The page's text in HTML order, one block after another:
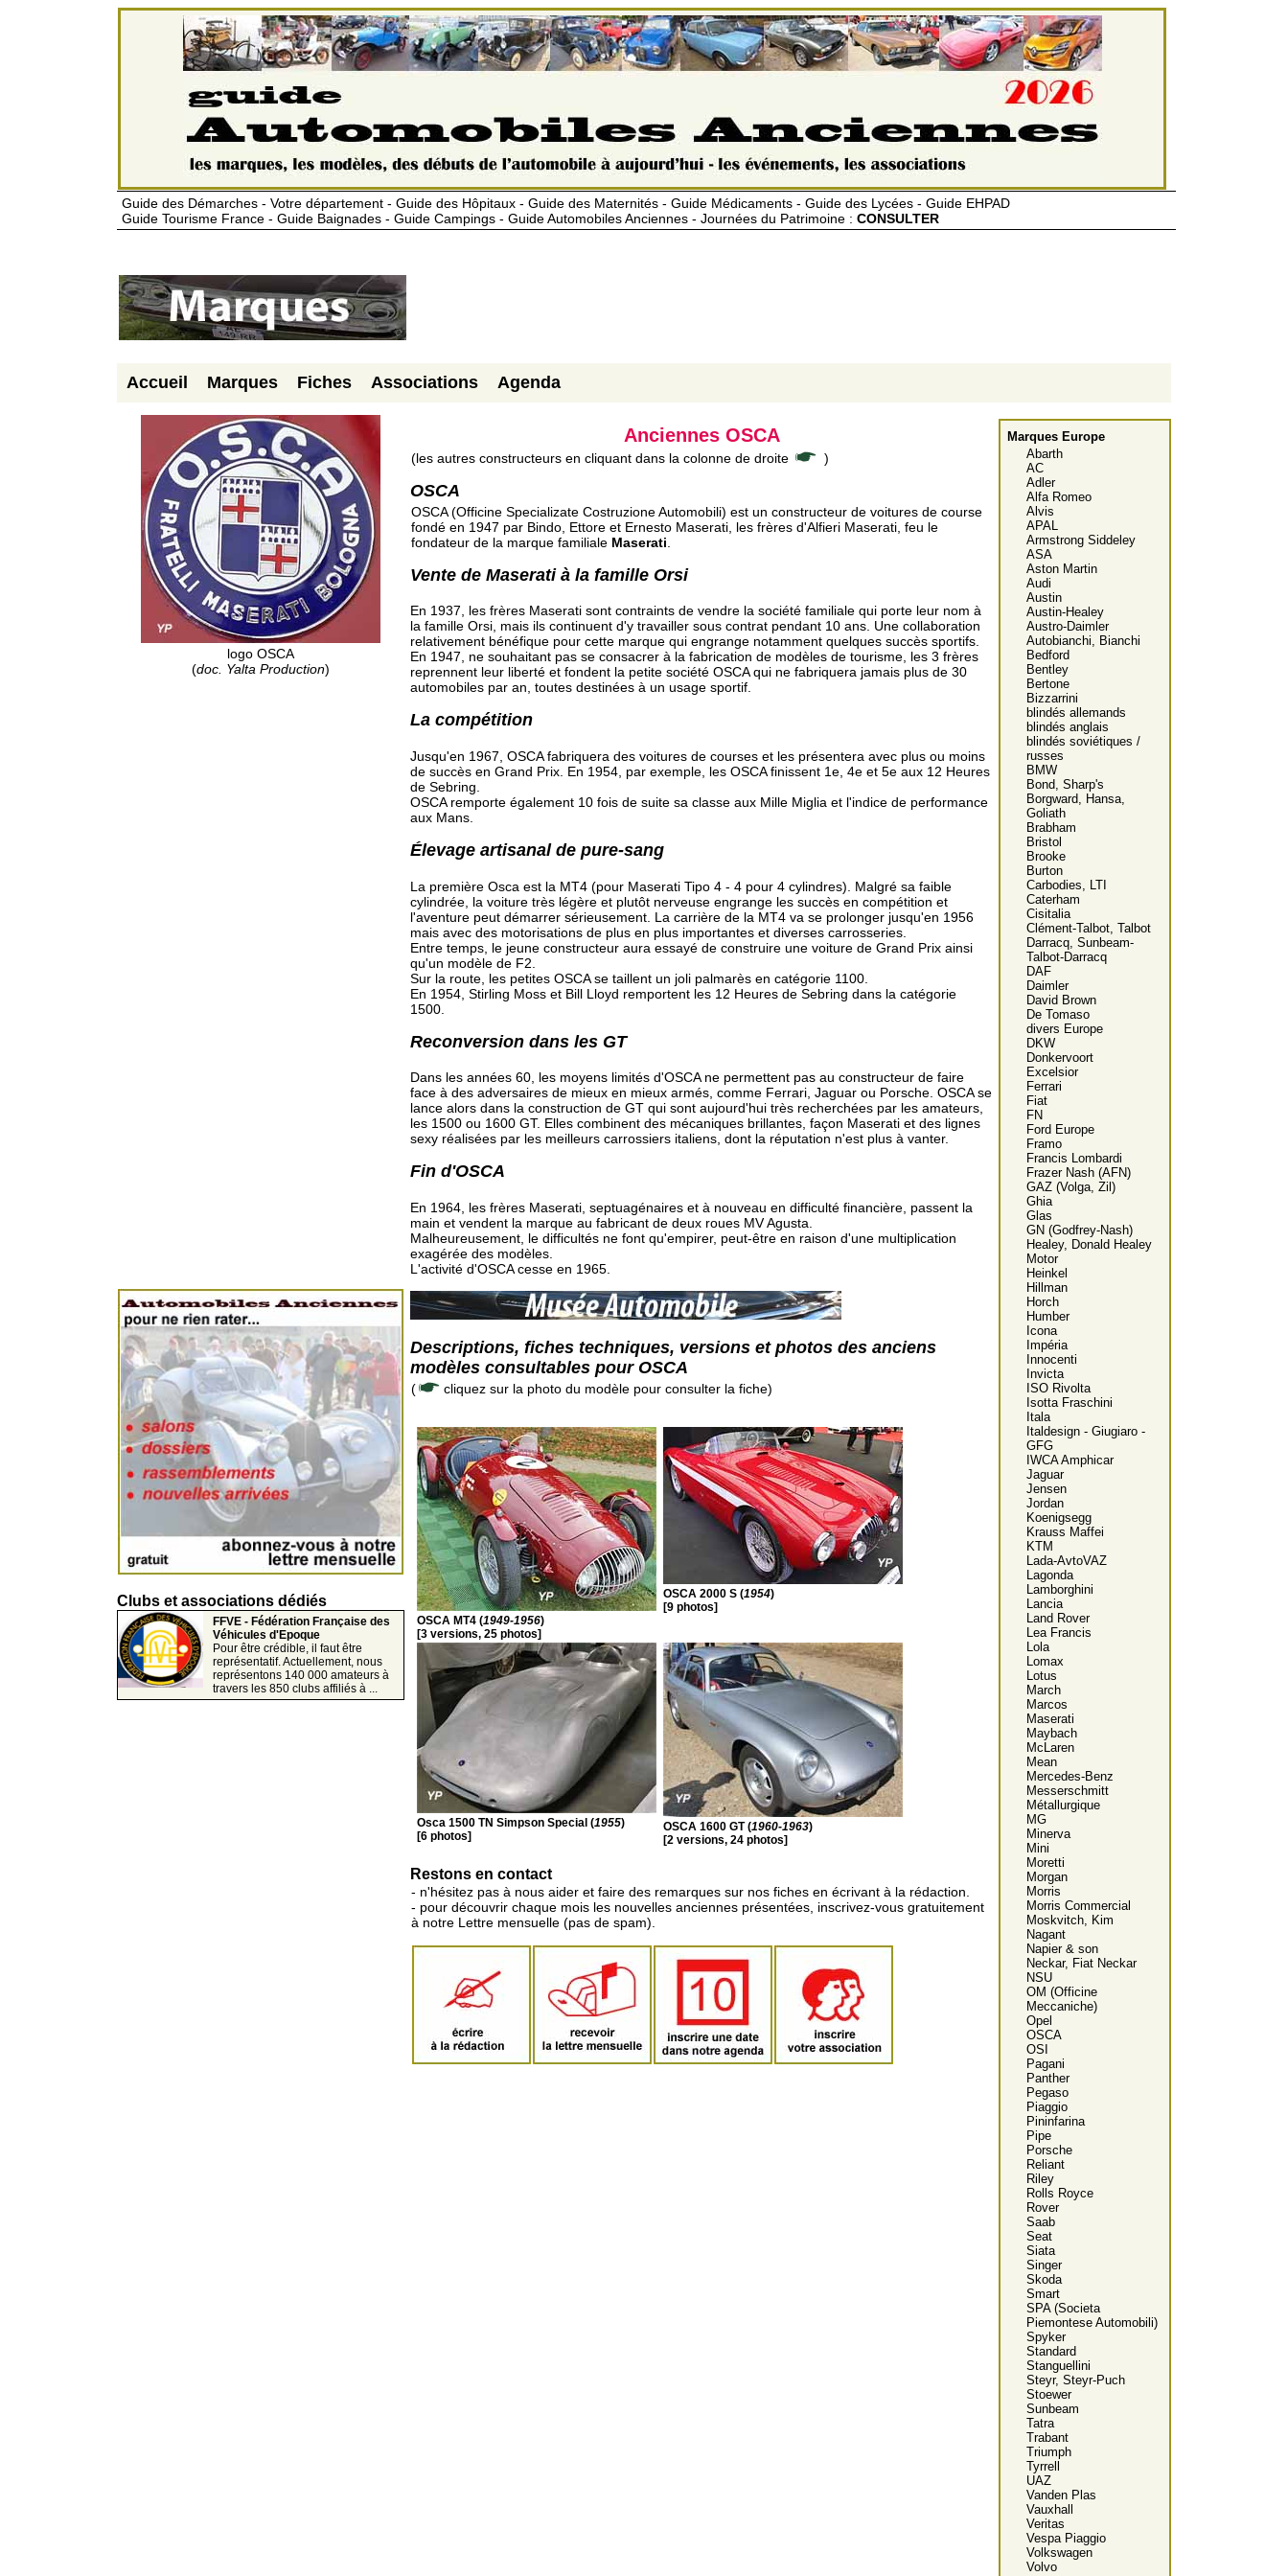
Guide des Démarches - Votre département - Guide des Hôpitaux - Guide des Maternités - Guide Médicaments - Guide des Lycées - Guide EHPAD
Guide Tourisme France - Guide Baignades - Guide Campings - Guide Automobiles Anciennes - Journées du Patrimoine : CONSULTER
Accueil Marques Fiches Associations Agenda
logo OSCA
(doc. Yalta Production)
Clubs et associations dédiés
FFVE - Fédération Française des
Véhicules d'Epoque
Pour être crédible, il faut être
représentatif. Actuellement, nous
représentons 140 000 amateurs à
travers les 850 clubs affiliés à ...
Marques Europe
Abarth
AC
Adler
Alfa Romeo
Alvis
APAL
Armstrong Siddeley
ASA
Aston Martin
Audi
Austin
Austin-Healey
Austro-Daimler
Autobianchi, Bianchi
Bedford
Bentley
Bertone
Bizzarrini
blindés allemands
blindés anglais
blindés soviétiques /
russes
BMW
Bond, Sharp's
Borgward, Hansa,
Goliath
Brabham
Bristol
Brooke
Burton
Carbodies, LTI
Caterham
Cisitalia
Clément-Talbot, Talbot
Darracq, Sunbeam-
Talbot-Darracq
DAF
Daimler
David Brown
De Tomaso
divers Europe
DKW
Donkervoort
Excelsior
Ferrari
Fiat
FN
Ford Europe
Framo
Francis Lombardi
Frazer Nash (AFN)
GAZ (Volga, Zil)
Ghia
Glas
GN (Godfrey-Nash)
Healey, Donald Healey
Motor
Heinkel
Hillman
Horch
Humber
Icona
Impéria
Innocenti
Invicta
ISO Rivolta
Isotta Fraschini
Itala
Italdesign - Giugiaro -
GFG
IWCA Amphicar
Jaguar
Jensen
Jordan
Koenigsegg
Krauss Maffei
KTM
Lada-AvtoVAZ
Lagonda
Lamborghini
Lancia
Land Rover
Lea Francis
Lola
Lomax
Lotus
March
Marcos
Maserati
Maybach
McLaren
Mean
Mercedes-Benz
Messerschmitt
Métallurgique
MG
Minerva
Mini
Moretti
Morgan
Morris
Morris Commercial
Moskvitch, Kim
Nagant
Napier & son
Neckar, Fiat Neckar
NSU
OM (Officine
Meccaniche)
Opel
OSCA
OSI
Pagani
Panther
Pegaso
Piaggio
Pininfarina
Pipe
Porsche
Reliant
Riley
Rolls Royce
Rover
Saab
Seat
Siata
Singer
Skoda
Smart
SPA (Societa
Piemontese Automobili)
Spyker
Standard
Stanguellini
Steyr, Steyr-Puch
Stoewer
Sunbeam
Tatra
Trabant
Triumph
Tyrrell
UAZ
Vanden Plas
Vauxhall
Veritas
Vespa Piaggio
Volkswagen
Volvo
Anciennes OSCA
(les autres constructeurs en cliquant dans la colonne de droite )
OSCA
OSCA (Officine Specializate Costruzione Automobili) est un constructeur de voitures de course
fondé en 1947 par Bindo, Ettore et Ernesto Maserati, les frères d'Alfieri Maserati, feu le
fondateur de la marque familiale Maserati
Vente de Maserati à la famille Orsi
En 1937, les frères Maserati sont contraints de vendre la société familiale qui porte leur nom à
la famille Orsi, mais ils continuent d'y travailler sous contrat pendant 10 ans. Une collaboration
relativement bénéfique pour cette marque qui engrange notamment quelques succès sportifs.
En 1947, ne souhaitant pas se consacrer à la fabrication de modèles de tourisme, les 3 frères
reprennent leur liberté et fondent la petite société OSCA qui ne fabriquera jamais plus de 30
automobiles par an, toutes destinées à un usage sportif.
La compétition
Jusqu'en 1967, OSCA fabriquera des voitures de courses et les présentera avec plus ou moins
de succès en Grand Prix. En 1954, par exemple, les OSCA finissent 1e, 4e et 5e aux 12 Heures
de Sebring.
OSCA remporte également 10 fois de suite sa classe aux Mille Miglia et l'indice de performance
aux Mans.
Élevage artisanal de pure-sang
La première Osca est la MT4 (pour Maserati Tipo 4 - 4 pour 4 cylindres). Malgré sa faible
cylindrée, la voiture très légère et plutôt nerveuse engrange les succès en compétition et
l'aventure peut démarrer sérieusement. La carrière de la MT4 va se prolonger jusqu'en 1956
mais avec des motorisations de plus en plus importantes et diverses carrosseries.
Entre temps, le jeune constructeur aura essayé de construire une voiture de Grand Prix ainsi
qu'un modèle de F2.
Sur la route, les petites OSCA se taillent un joli palmarès en catégorie 1100.
En 1954, Stirling Moss et Bill Lloyd remportent les 12 Heures de Sebring dans la catégorie
1500.
Reconversion dans les GT
Dans les années 60, les moyens limités d'OSCA ne permettent pas au constructeur de faire
face à des adversaires de mieux en mieux armés, comme Ferrari, Jaguar ou Porsche. OSCA se
lance alors dans la construction de GT qui sont aujourd'hui très recherchées par les amateurs,
les 1500 ou 1600 GT. Elles combinent des mécaniques brillantes, façon Maserati et des lignes
sexy réalisées par les meilleurs carrossiers italiens, dont la réputation n'est plus à vanter.
Fin d'OSCA
En 1964, les frères Maserati, septuagénaires et à nouveau en difficulté financière, passent la
main et vendent la marque au fabricant de deux roues MV Agusta.
Malheureusement, le difficultés ne font qu'empirer, peut-être en raison d'une multiplication
exagérée des modèles.
L'activité d'OSCA cesse en 1965.
Descriptions, fiches techniques, versions et photos des anciens
modèles consultables pour OSCA
( cliquez sur la photo du modèle pour consulter la fiche)
OSCA MT4 (1949-1956)
[3 versions, 25 photos]
OSCA 2000 S (1954)
[9 photos]
Osca 1500 TN Simpson Special (1955)
[6 photos]
OSCA 1600 GT (1960-1963)
[2 versions, 24 photos]
Restons en contact
- n'hésitez pas à nous aider et faire des remarques sur nos fiches en écrivant à la rédaction.
- pour découvrir chaque mois les nouvelles anciennes présentées, inscrivez-vous gratuitement
à notre Lettre mensuelle (pas de spam).